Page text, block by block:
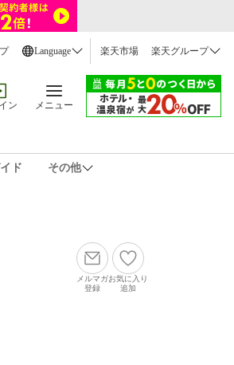
Language 楽天市場 楽天グループ
ン メニュー
ド その他
メルマガ
登録
お気に入り
追加